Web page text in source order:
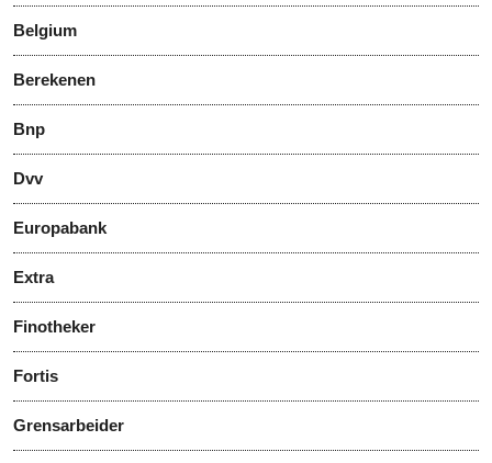
Belgium
Berekenen
Bnp
Dvv
Europabank
Extra
Finotheker
Fortis
Grensarbeider